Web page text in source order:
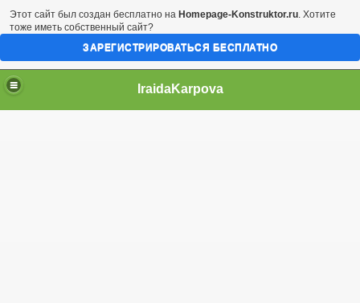
IraidaKarpova
Этот сайт был создан бесплатно на Homepage-Konstruktor.ru. Хотите
тоже иметь собственный сайт?
ЗАРЕГИСТРИРОВАТЬСЯ БЕСПЛАТНО